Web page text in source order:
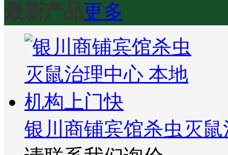
最新产品更多
银川商铺宾馆杀虫灭